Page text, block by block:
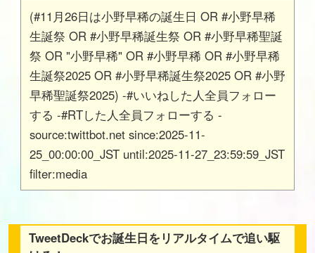
(#11月26日は小野早稀の誕生日 OR #小野早稀
生誕祭 OR #小野早稀誕生祭 OR #小野早稀聖誕
祭 OR "小野早稀" OR #小野早稀 OR #小野早稀
生誕祭2025 OR #小野早稀誕生祭2025 OR #小野
早稀聖誕祭2025) -#いいねした人全員フォロー
する -#RTした人全員フォローする -
source:twittbot.net since:2025-11-
25_00:00:00_JST until:2025-11-27_23:59:59_JST
filter:media
TweetDeckでお誕生日をリアルタイムで追い駆